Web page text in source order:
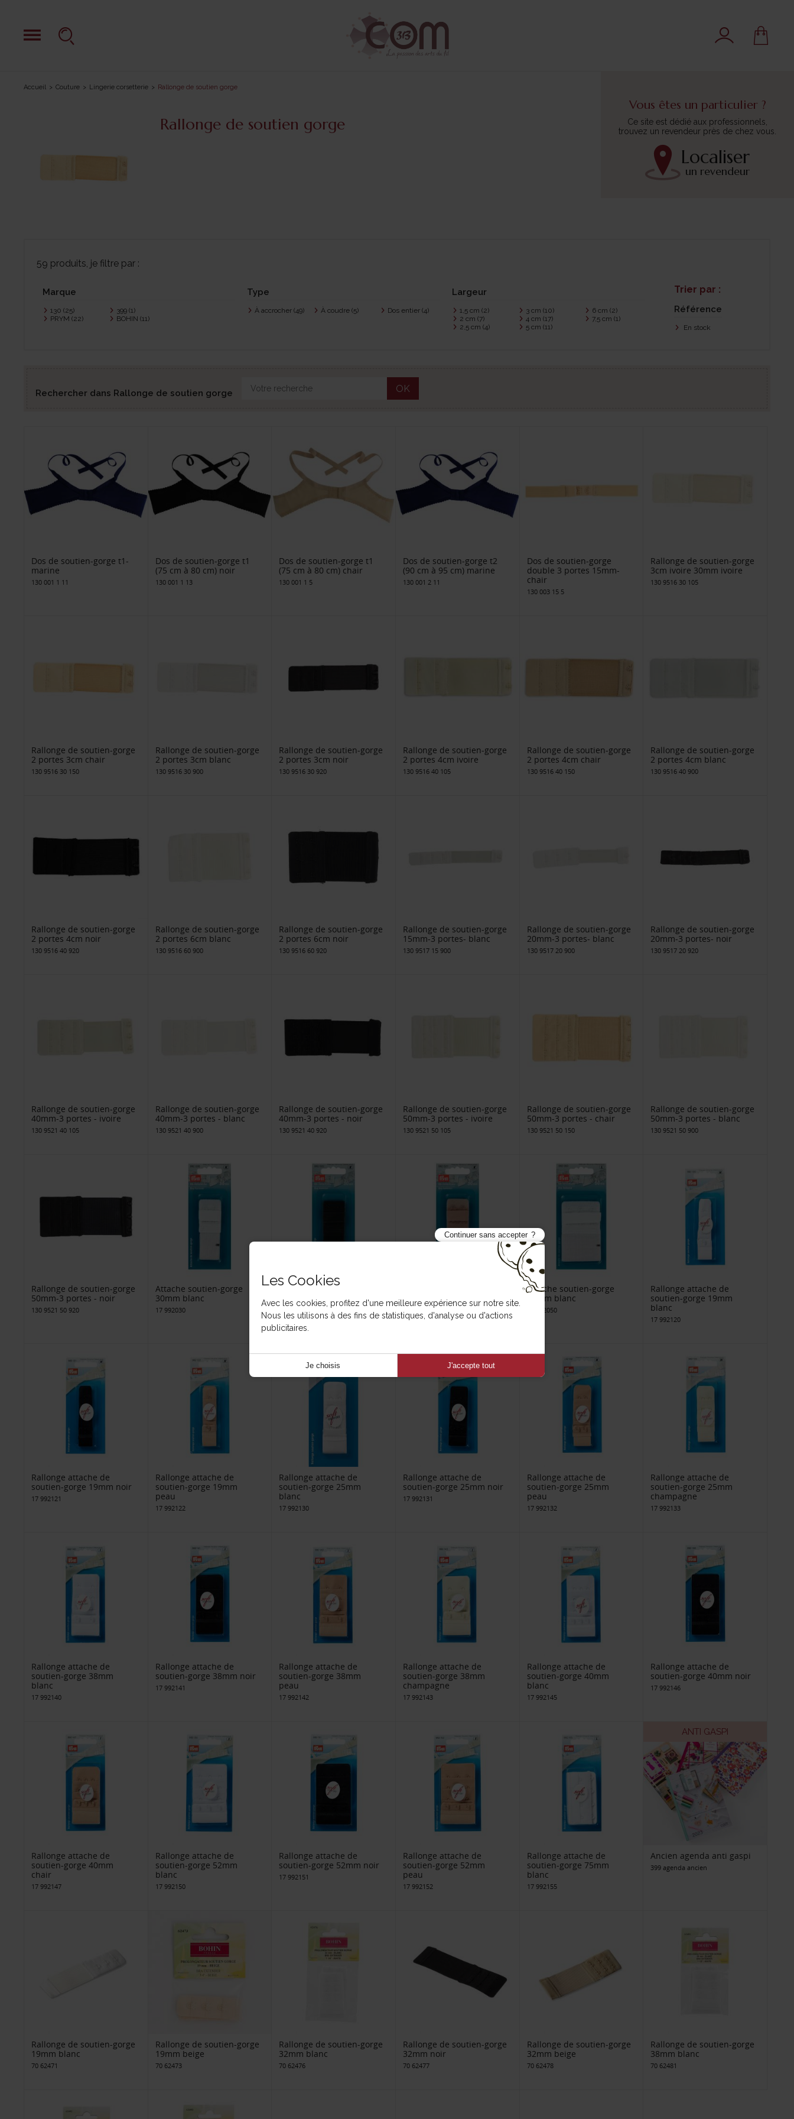
Vous êtes un particulier ?
Ce site est dédié aux professionnels,
trouvez un revendeur près de chez vous.
Localiser
un revendeur
Accueil Couture Lingerie corsetterie Rallonge de soutien gorge
Rallonge de soutien gorge
59 produits, je filtre par :
Trier par :
Référence
En stock
Marque
130 (25)
PRYM (22)
399(1)
BOHIN(11)
Type
À accrocher(49) À coudre(5) Dos entier (4)
Largeur
1,5 cm (2)
2 cm (7)
2,5 cm (4)
3 cm (10)
4 cm (17)
5 cm (11)
6 cm (2)
7,5 cm (1)
Rechercher dans Rallonge de soutien gorge OK
Dos de soutien-gorge t1-
marine
130 001 1 11
Dos de soutien-gorge t1
(75 cm à 80 cm) noir
130 001 1 13
Dos de soutien-gorge t1
(75 cm à 80 cm) chair
130 001 1 5
Dos de soutien-gorge t2
(90 cm à 95 cm) marine
130 001 2 11
Dos de soutien-gorge
double 3 portes 15mm-
chair
130 003 15 5
Rallonge de soutien-gorge
3cm ivoire 30mm ivoire
130 9516 30 105
Rallonge de soutien-gorge
2 portes 3cm chair
130 9516 30 150
Rallonge de soutien-gorge
2 portes 3cm blanc
130 9516 30 900
Rallonge de soutien-gorge
2 portes 3cm noir
130 9516 30 920
Rallonge de soutien-gorge
2 portes 4cm ivoire
130 9516 40 105
Rallonge de soutien-gorge
2 portes 4cm chair
130 9516 40 150
Rallonge de soutien-gorge
2 portes 4cm blanc
130 9516 40 900
Rallonge de soutien-gorge
2 portes 4cm noir
130 9516 40 920
Rallonge de soutien-gorge
2 portes 6cm blanc
130 9516 60 900
Rallonge de soutien-gorge
2 portes 6cm noir
130 9516 60 920
Rallonge de soutien-gorge
15mm-3 portes- blanc
130 9517 15 900
Rallonge de soutien-gorge
20mm-3 portes- blanc
130 9517 20 900
Rallonge de soutien-gorge
20mm-3 portes- noir
130 9517 20 920
Rallonge de soutien-gorge
40mm-3 portes - ivoire
130 9521 40 105
Rallonge de soutien-gorge
40mm-3 portes - blanc
130 9521 40 900
Rallonge de soutien-gorge
40mm-3 portes - noir
130 9521 40 920
Rallonge de soutien-gorge
50mm-3 portes - ivoire
130 9521 50 105
Rallonge de soutien-gorge
50mm-3 portes - chair
130 9521 50 150
Rallonge de soutien-gorge
50mm-3 portes - blanc
130 9521 50 900
Rallonge de soutien-gorge
50mm-3 portes - noir
130 9521 50 920
Attache soutien-gorge
30mm blanc
17 992030
Attache soutien-gorge
30mm noir
30mm chair
Attache soutien-gorge
50mm blanc
17 992050
Rallonge attache de
soutien-gorge 19mm
blanc
17 992120
Rallonge attache de
soutien-gorge 19mm noir
17 992121
Rallonge attache de
soutien-gorge 19mm
peau
17 992122
Rallonge attache de
soutien-gorge 25mm
blanc
17 992130
Rallonge attache de
soutien-gorge 25mm noir
17 992131
Rallonge attache de
soutien-gorge 25mm
peau
17 992132
Rallonge attache de
soutien-gorge 25mm
champagne
17 992133
Rallonge attache de
soutien-gorge 38mm
blanc
17 992140
Rallonge attache de
soutien-gorge 38mm noir
17 992141
Rallonge attache de
soutien-gorge 38mm
peau
17 992142
Rallonge attache de
soutien-gorge 38mm
champagne
17 992143
Rallonge attache de
soutien-gorge 40mm
blanc
17 992145
Rallonge attache de
soutien-gorge 40mm noir
17 992146
Rallonge attache de
soutien-gorge 40mm
chair
17 992147
Rallonge attache de
soutien-gorge 52mm
blanc
17 992150
Rallonge attache de
soutien-gorge 52mm noir
17 992151
Rallonge attache de
soutien-gorge 52mm
peau
17 992152
Rallonge attache de
soutien-gorge 75mm
blanc
17 992155
ANTI GASPI
Ancien agenda anti gaspi
399 agenda ancien
Rallonge de soutien-gorge
19mm blanc
70 62471
Rallonge de soutien-gorge
19mm beige
70 62473
Rallonge de soutien-gorge
32mm blanc
70 62476
Rallonge de soutien-gorge
32mm noir
70 62477
Rallonge de soutien-gorge
32mm beige
70 62478
Rallonge de soutien-gorge
38mm blanc
70 62481
Continuer sans accepter
Les Cookies
Avec les cookies, profitez d'une meilleure expérience sur notre site.
Nous les utilisons à des fins de statistiques, d'analyse ou d'actions
publicitaires.
Je choisis J'accepte tout